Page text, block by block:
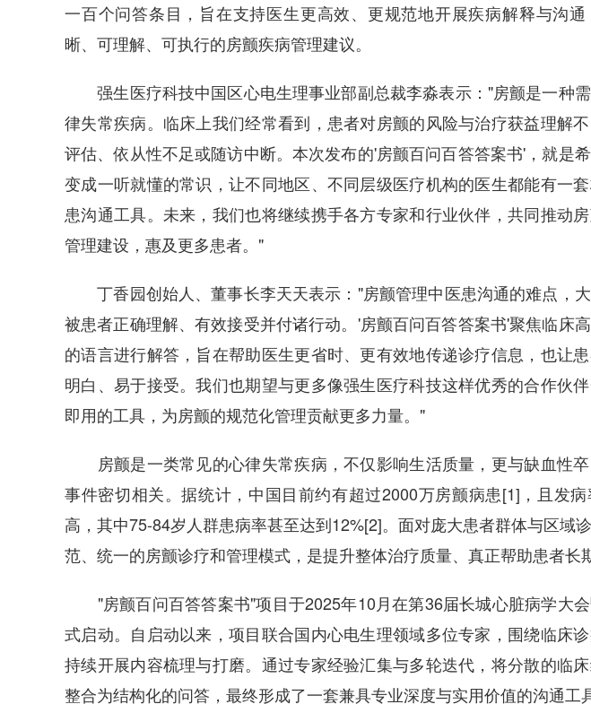
一百个问答条目，旨在支持医生更高效、更规范地开展疾病解释与沟
晰、可理解、可执行的房颤疾病管理建议。
强生医疗科技中国区心电生理事业部副总裁李淼表示："房颤是一种
律失常疾病。临床上我们经常看到，患者对房颤的风险与治疗获益理解
评估、依从性不足或随访中断。本次发布的'房颤百问百答答案书'，就是
变成一听就懂的常识，让不同地区、不同层级医疗机构的医生都能有一
患沟通工具。未来，我们也将继续携手各方专家和行业伙伴，共同推动
管理建设，惠及更多患者。"
丁香园创始人、董事长李天天表示："房颤管理中医患沟通的难点，
被患者正确理解、有效接受并付诸行动。'房颤百问百答答案书'聚焦临床
的语言进行解答，旨在帮助医生更省时、更有效地传递诊疗信息，也让
明白、易于接受。我们也期望与更多像强生医疗科技这样优秀的合作伙
即用的工具，为房颤的规范化管理贡献更多力量。"
房颤是一类常见的心律失常疾病，不仅影响生活质量，更与缺血性
事件密切相关。据统计，中国目前约有超过2000万房颤病患[1]，且发
高，其中75-84岁人群患病率甚至达到12%[2]。面对庞大患者群体与区域
范、统一的房颤诊疗和管理模式，是提升整体治疗质量、真正帮助患者长
"房颤百问百答答案书"项目于2025年10月在第36届长城心脏病学大
式启动。自启动以来，项目联合国内心电生理领域多位专家，围绕临床
持续开展内容梳理与打磨。通过专家经验汇集与多轮迭代，将分散的临
整合为结构化的问答，最终形成了一套兼具专业深度与实用价值的沟通工具